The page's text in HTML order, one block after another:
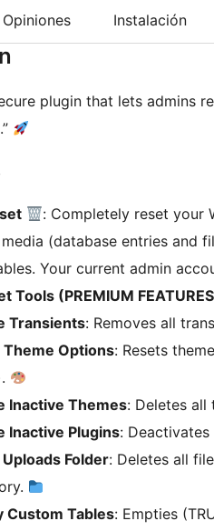
Opiniones Instalación
plugin that lets admins
: Completely reset your
(database entries and
Your current admin
Tools (PREMIUM
Transients: Removes all
Theme Options: Resets
Inactive Themes: Deletes all
Inactive Plugins:
Folder: Deletes all
Custom Tables: Empties